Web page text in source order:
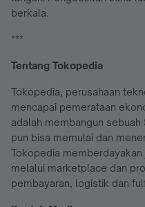
berkala.
***
Tentang Tokopedia
Tokopedia, perusahaan
mencapai pemerataan
adalah membangun
pun bisa memulai dan
Tokopedia
melalui marketplace dan
pembayaran, logistik dan